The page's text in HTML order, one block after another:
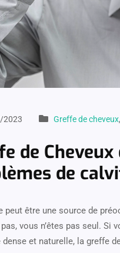
2023 Greffe de cheveux,
de
de
peut être une source de
vous n’êtes pas seul. Si
dense et naturelle, la greffe